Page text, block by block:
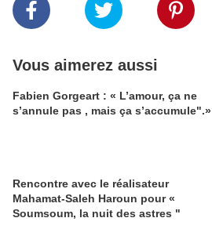
Vous aimerez aussi
Fabien Gorgeart : « L’amour, ça ne
s’annule pas , mais ça s’accumule".»
Rencontre avec le réalisateur
Mahamat-Saleh Haroun pour «
Soumsoum, la nuit des astres "